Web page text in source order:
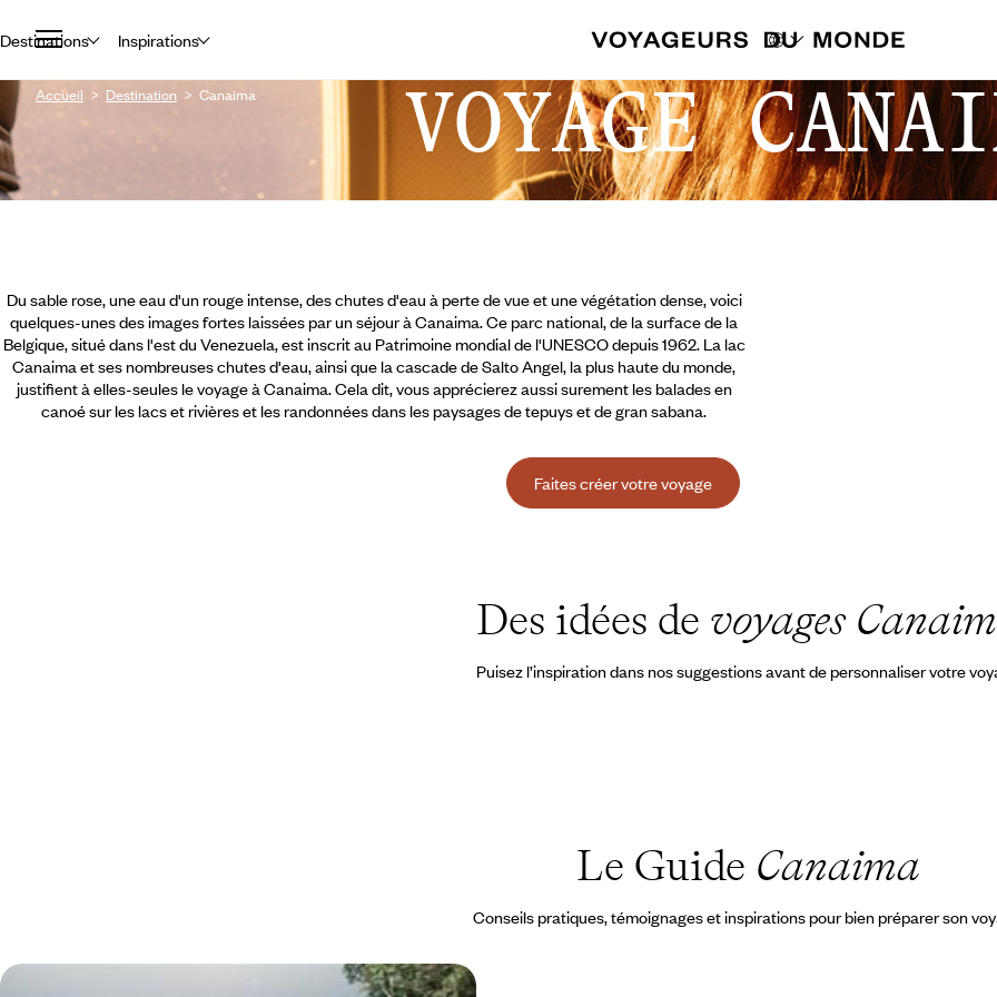
Destinations Inspirations
Accueil Destination Canaima VOYAGE
Du sable rose, une eau d'un rouge intense, des chutes d'eau à perte de vue et une végétation dense, voici
quelques-unes des images fortes laissées par un séjour à Canaima. Ce parc national, de la surface de la
Belgique, situé dans l'est du Venezuela, est inscrit au Patrimoine mondial de l'UNESCO depuis 1962. La lac
Canaima et ses nombreuses chutes d'eau, ainsi que la cascade de Salto Angel, la plus haute du monde,
justifient à elles-seules le voyage à Canaima. Cela dit, vous apprécierez aussi surement les balades en
canoé sur les lacs et rivières et les randonnées dans les paysages de tepuys et de gran sabana.
Faites créer votre voyage
Des idées de voyages
Puisez l’inspiration dans nos suggestions avant de personnaliser votre
Le Guide Canaima
Conseils pratiques, témoignages et inspirations pour bien préparer son